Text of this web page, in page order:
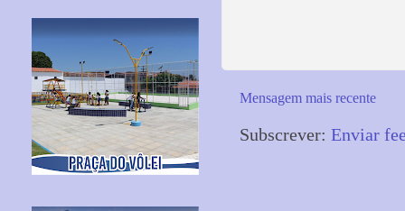
Mensagem mais recente
Subscrever: Enviar